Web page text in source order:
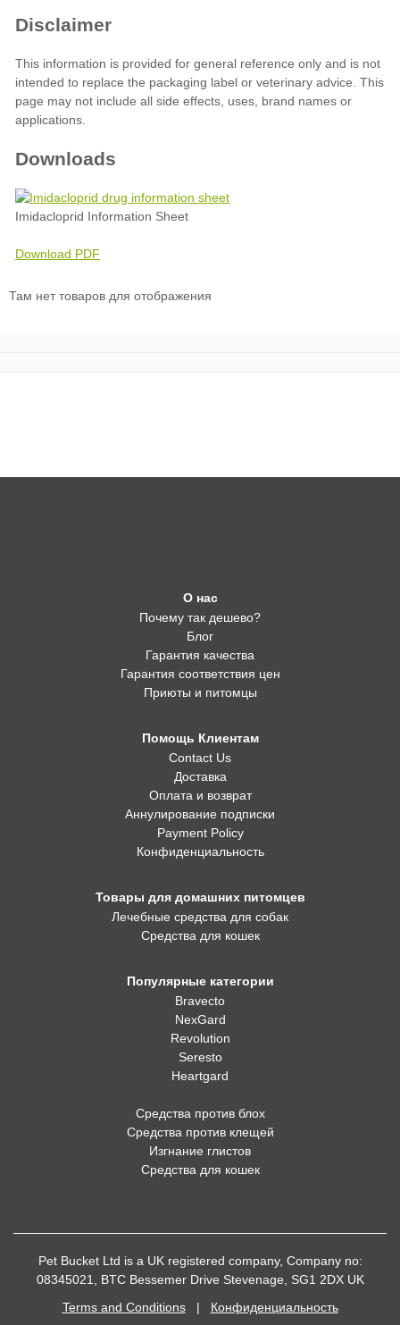
Downloads
Imidacloprid Information Sheet
Download PDF
Там нет товаров для отображения
О нас
Почему так дешево?
Блог
Гарантия качества
Гарантия соответствия цен
Приюты и питомцы
Помощь Клиентам
Contact Us
Доставка
Оплата и возврат
Аннулирование подписки
Payment Policy
Конфиденциальность
Товары для домашних питомцев
Лечебные средства для собак
Средства для кошек
Популярные категории
Bravecto
NexGard
Revolution
Seresto
Heartgard
Средства против блох
Средства против клещей
Изгнание глистов
Средства для кошек
Pet Bucket Ltd is a UK registered company, Company no:
08345021, BTC Bessemer Drive Stevenage, SG1 2DX UK
Terms and Conditions| Конфиденциальность